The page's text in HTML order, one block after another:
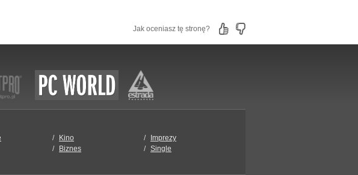
Jak oceniasz tę stronę?
Kino
Imprezy
Biznes
Single